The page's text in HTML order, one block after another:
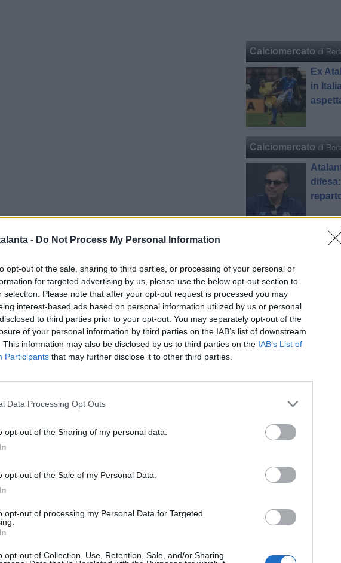
- Do Not Process My Personal Information
opt-out of the sale, sharing to third parties, or processing of your personal or
for targeted advertising by us, please use the below opt-out section to
selection. Please note that after your opt-out request is processed you may
interest-based ads based on personal information utilized by us or personal
to third parties prior to your opt-out. You may separately opt-out of the
of your personal information by third parties on the IAB’s list of downstream
This information may also be disclosed by us to third parties on the IAB’s List of
Participants that may further disclose it to other third parties.
Data Processing Opt Outs
opt-out of the Sharing of my personal data.
opt-out of the Sale of my Personal Data.
opt-out of processing my Personal Data for Targeted
opt-out of Collection, Use, Retention, Sale, and/or Sharing
Zalewski:"Krstovic è arrivato due/tre giorni fa, ci sono
generosità, ma deve aggiustare la fase difensiva. Lo
solo questo".
però è quella... vediamo come finirà questa storia di
non è piacevole. Palestra e Sulemana devono essere
è capace di farli. Dino lo metto alla pari, è giovane
Calciomercato di
Ex
in
Calciomercato di
di
con
di Gianluca